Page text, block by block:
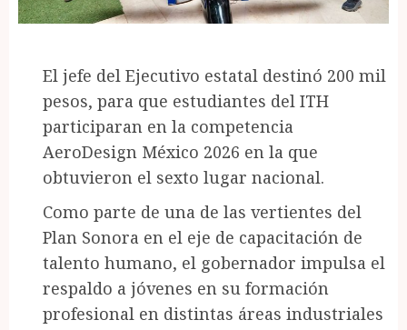
El jefe del Ejecutivo estatal destinó 200 mil
pesos, para que estudiantes del ITH
participaran en la competencia
AeroDesign México 2026 en la que
obtuvieron el sexto lugar nacional.
Como parte de una de las vertientes del
Plan Sonora en el eje de capacitación de
talento humano, el gobernador impulsa el
respaldo a jóvenes en su formación
profesional en distintas áreas industriales